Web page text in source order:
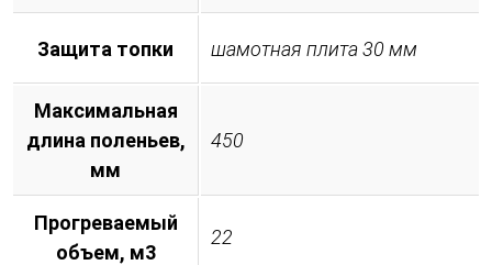
Защита топки шамотная плита 30 мм
Максимальная
длина поленьев,
мм
450
Прогреваемый
объем, м3
22